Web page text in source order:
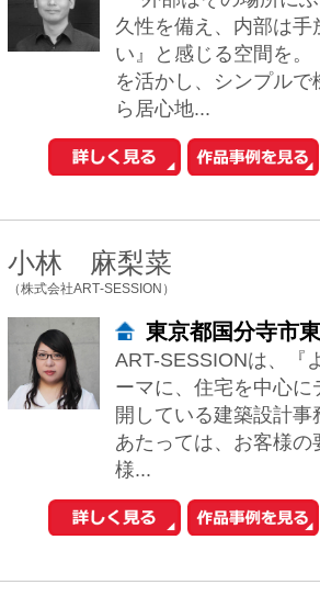
住まいの売却・査定依頼
賃貸マンション・
アパートを探す
このサイトの使い方
会社概要
ご利用規約
Copyright© O-uccino, Inc. All Rights Reserved.